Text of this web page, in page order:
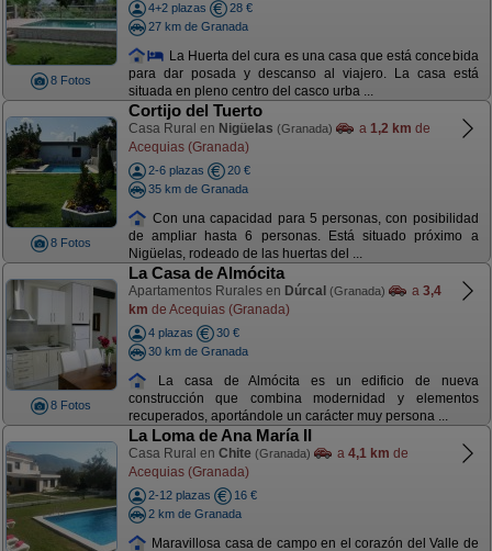
8 Fotos
4+2 plazas
28 €
27 km de Granada
La Huerta del cura es una casa que está concebida
para dar posada y descanso al viajero. La casa está
situada en pleno centro del casco urba ...
8 Fotos
Cortijo del Tuerto
Casa Rural en Nigüelas (Granada) a 1,2 km de
Acequias (Granada)
2-6 plazas
20 €
35 km de Granada
Con una capacidad para 5 personas, con posibilidad
de ampliar hasta 6 personas. Está situado próximo a
Nigüelas, rodeado de las huertas del ...
8 Fotos
La Casa de Almócita
Apartamentos Rurales en Dúrcal (Granada) a 3,4
km de Acequias (Granada)
4 plazas
30 €
30 km de Granada
La casa de Almócita es un edificio de nueva
construcción que combina modernidad y elementos
recuperados, aportándole un carácter muy persona ...
La Loma de Ana María II
Casa Rural en Chite (Granada) a 4,1 km de
Acequias (Granada)
2-12 plazas
16 €
2 km de Granada
Maravillosa casa de campo en el corazón del Valle de